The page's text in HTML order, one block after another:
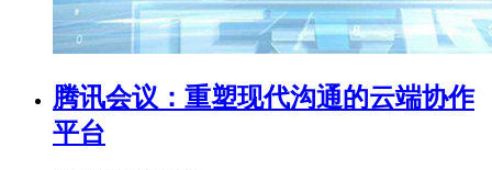
腾讯会议：重塑现代沟通的云端协作
平台